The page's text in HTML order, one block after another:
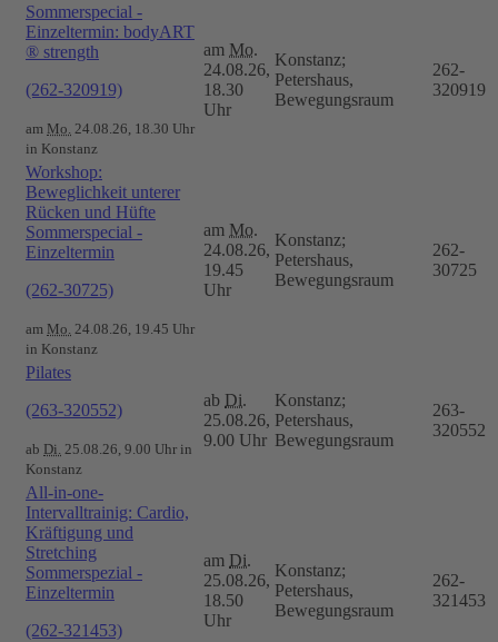
Sommerspecial -
Einzeltermin: bodyART
® strength
(262-320919)
am Mo. 24.08.26, 18.30 Uhr
in Konstanz
am Mo.
24.08.26,
18.30
Uhr
Konstanz;
Petershaus,
Bewegungsraum
262-
320919
Workshop:
Beweglichkeit unterer
Rücken und Hüfte
Sommerspecial -
Einzeltermin
(262-30725)
am Mo. 24.08.26, 19.45 Uhr
in Konstanz
am Mo.
24.08.26,
19.45
Uhr
Konstanz;
Petershaus,
Bewegungsraum
262-
30725
Pilates
(263-320552)
ab Di. 25.08.26, 9.00 Uhr in
Konstanz
ab Di.
25.08.26,
9.00 Uhr
Konstanz;
Petershaus,
Bewegungsraum
263-
320552
All-in-one-
Intervalltrainig: Cardio,
Kräftigung und
Stretching
Sommerspezial -
Einzeltermin
(262-321453)
am Di.
25.08.26,
18.50
Uhr
Konstanz;
Petershaus,
Bewegungsraum
262-
321453